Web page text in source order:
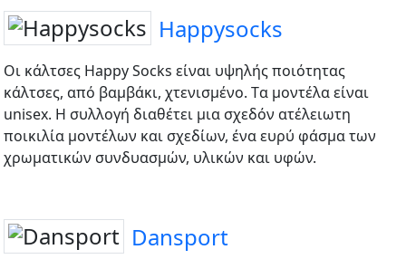
Happysocks
Οι κάλτσες Happy Socks είναι υψηλής ποιότητας
κάλτσες, από βαμβάκι, χτενισμένο. Tα μοντέλα είναι
unisex. Η συλλογή διαθέτει μια σχεδόν ατέλειωτη
ποικιλία μοντέλων και σχεδίων, ένα ευρύ φάσμα των
χρωματικών συνδυασμών, υλικών και υφών.
Dansport